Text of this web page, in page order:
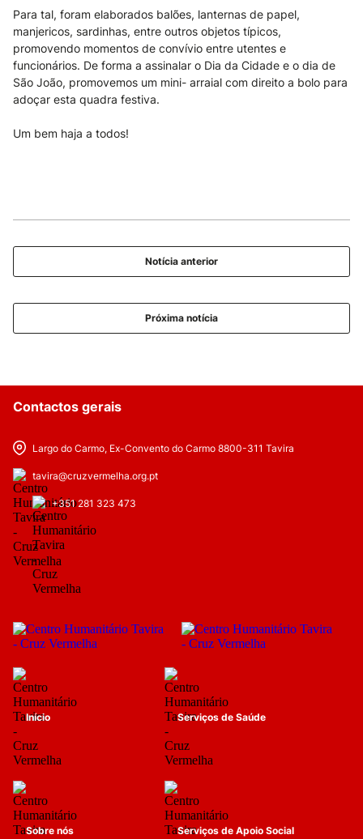
Para tal, foram elaborados balões, lanternas de papel,
manjericos, sardinhas, entre outros objetos típicos,
promovendo momentos de convívio entre utentes e
funcionários. De forma a assinalar o Dia da Cidade e o dia de
São João, promovemos um mini- arraial com direito a bolo para
adoçar esta quadra festiva.
Um bem haja a todos!
Notícia anterior
Próxima notícia
Contactos gerais
Largo do Carmo, Ex-Convento do Carmo 8800-311 Tavira
tavira@cruzvermelha.org.pt
+351 281 323 473
Início
Sobre nós
Serviços de Saúde
Serviços de Apoio Social